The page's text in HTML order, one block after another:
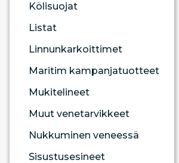
Kölisuojat
Listat
Linnunkarkoittimet
Maritim kampanjatuotteet
Mukitelineet
Muut venetarvikkeet
Nukkuminen veneessä
Sisustusesineet